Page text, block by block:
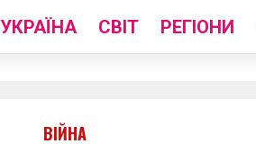
УКРАЇНА СВІТ РЕГІОНИ
ВІЙНА